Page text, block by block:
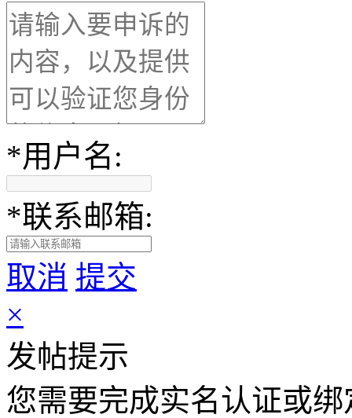
*用户名:
*联系邮箱:
取消 提交
×
发帖提示
您需要完成实名认证或绑